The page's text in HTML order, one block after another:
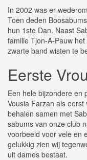
In 2002 was er
Toen deden
hun 1ste Dan. Naast
familie Tjon-A-Pauw
zwarte band wisten te
Eerste
Een hele bijzondere en
Vousia Farzan als
behalen samen met
sabums van onze club
voorbeeld voor vele en
gelukkig zien wij
uit dames bestaat.